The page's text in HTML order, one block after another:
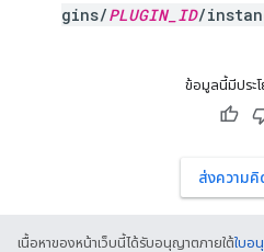
gins/PLUGIN_ID/
ข้อมูลนี้มีประโ
ส่งความคิ
เนื้อหาของหน้าเว็บนี้ได้รับอนุญาตภายใต้ใบอ